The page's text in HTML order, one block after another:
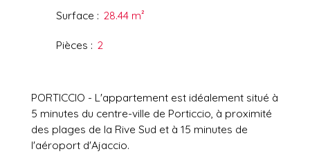
Surface : 28.44 m²
Pièces : 2
PORTICCIO - L'appartement est idéalement situé à
5 minutes du centre-ville de Porticcio, à proximité
des plages de la Rive Sud et à 15 minutes de
l'aéroport d'Ajaccio.